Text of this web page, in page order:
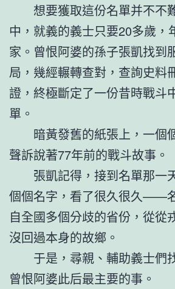
想要獲取這份名單并不不
中，就義的義士只要20多歲，
家。曾恨阿婆的孫子張凱找到
局，幾經輾轉查對，查詢史料
證，終極斷定了一份昔時戰斗
單。
暗黃發舊的紙張上，一個
聲訴說著77年前的戰斗故事。
張凱記得，接到名單那一
個個名字，看了很久很久——
自全國多個分歧的省份，從從
沒回過本身的故鄉。
于是，尋親、輔助義士們
曾恨阿婆此后最主要的事。